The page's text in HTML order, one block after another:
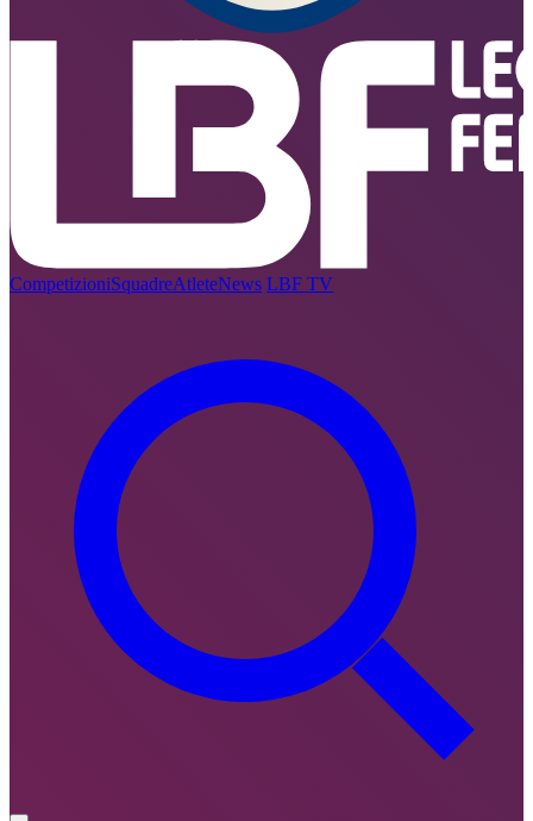
CompetizioniSquadreAtleteNews LBF TV